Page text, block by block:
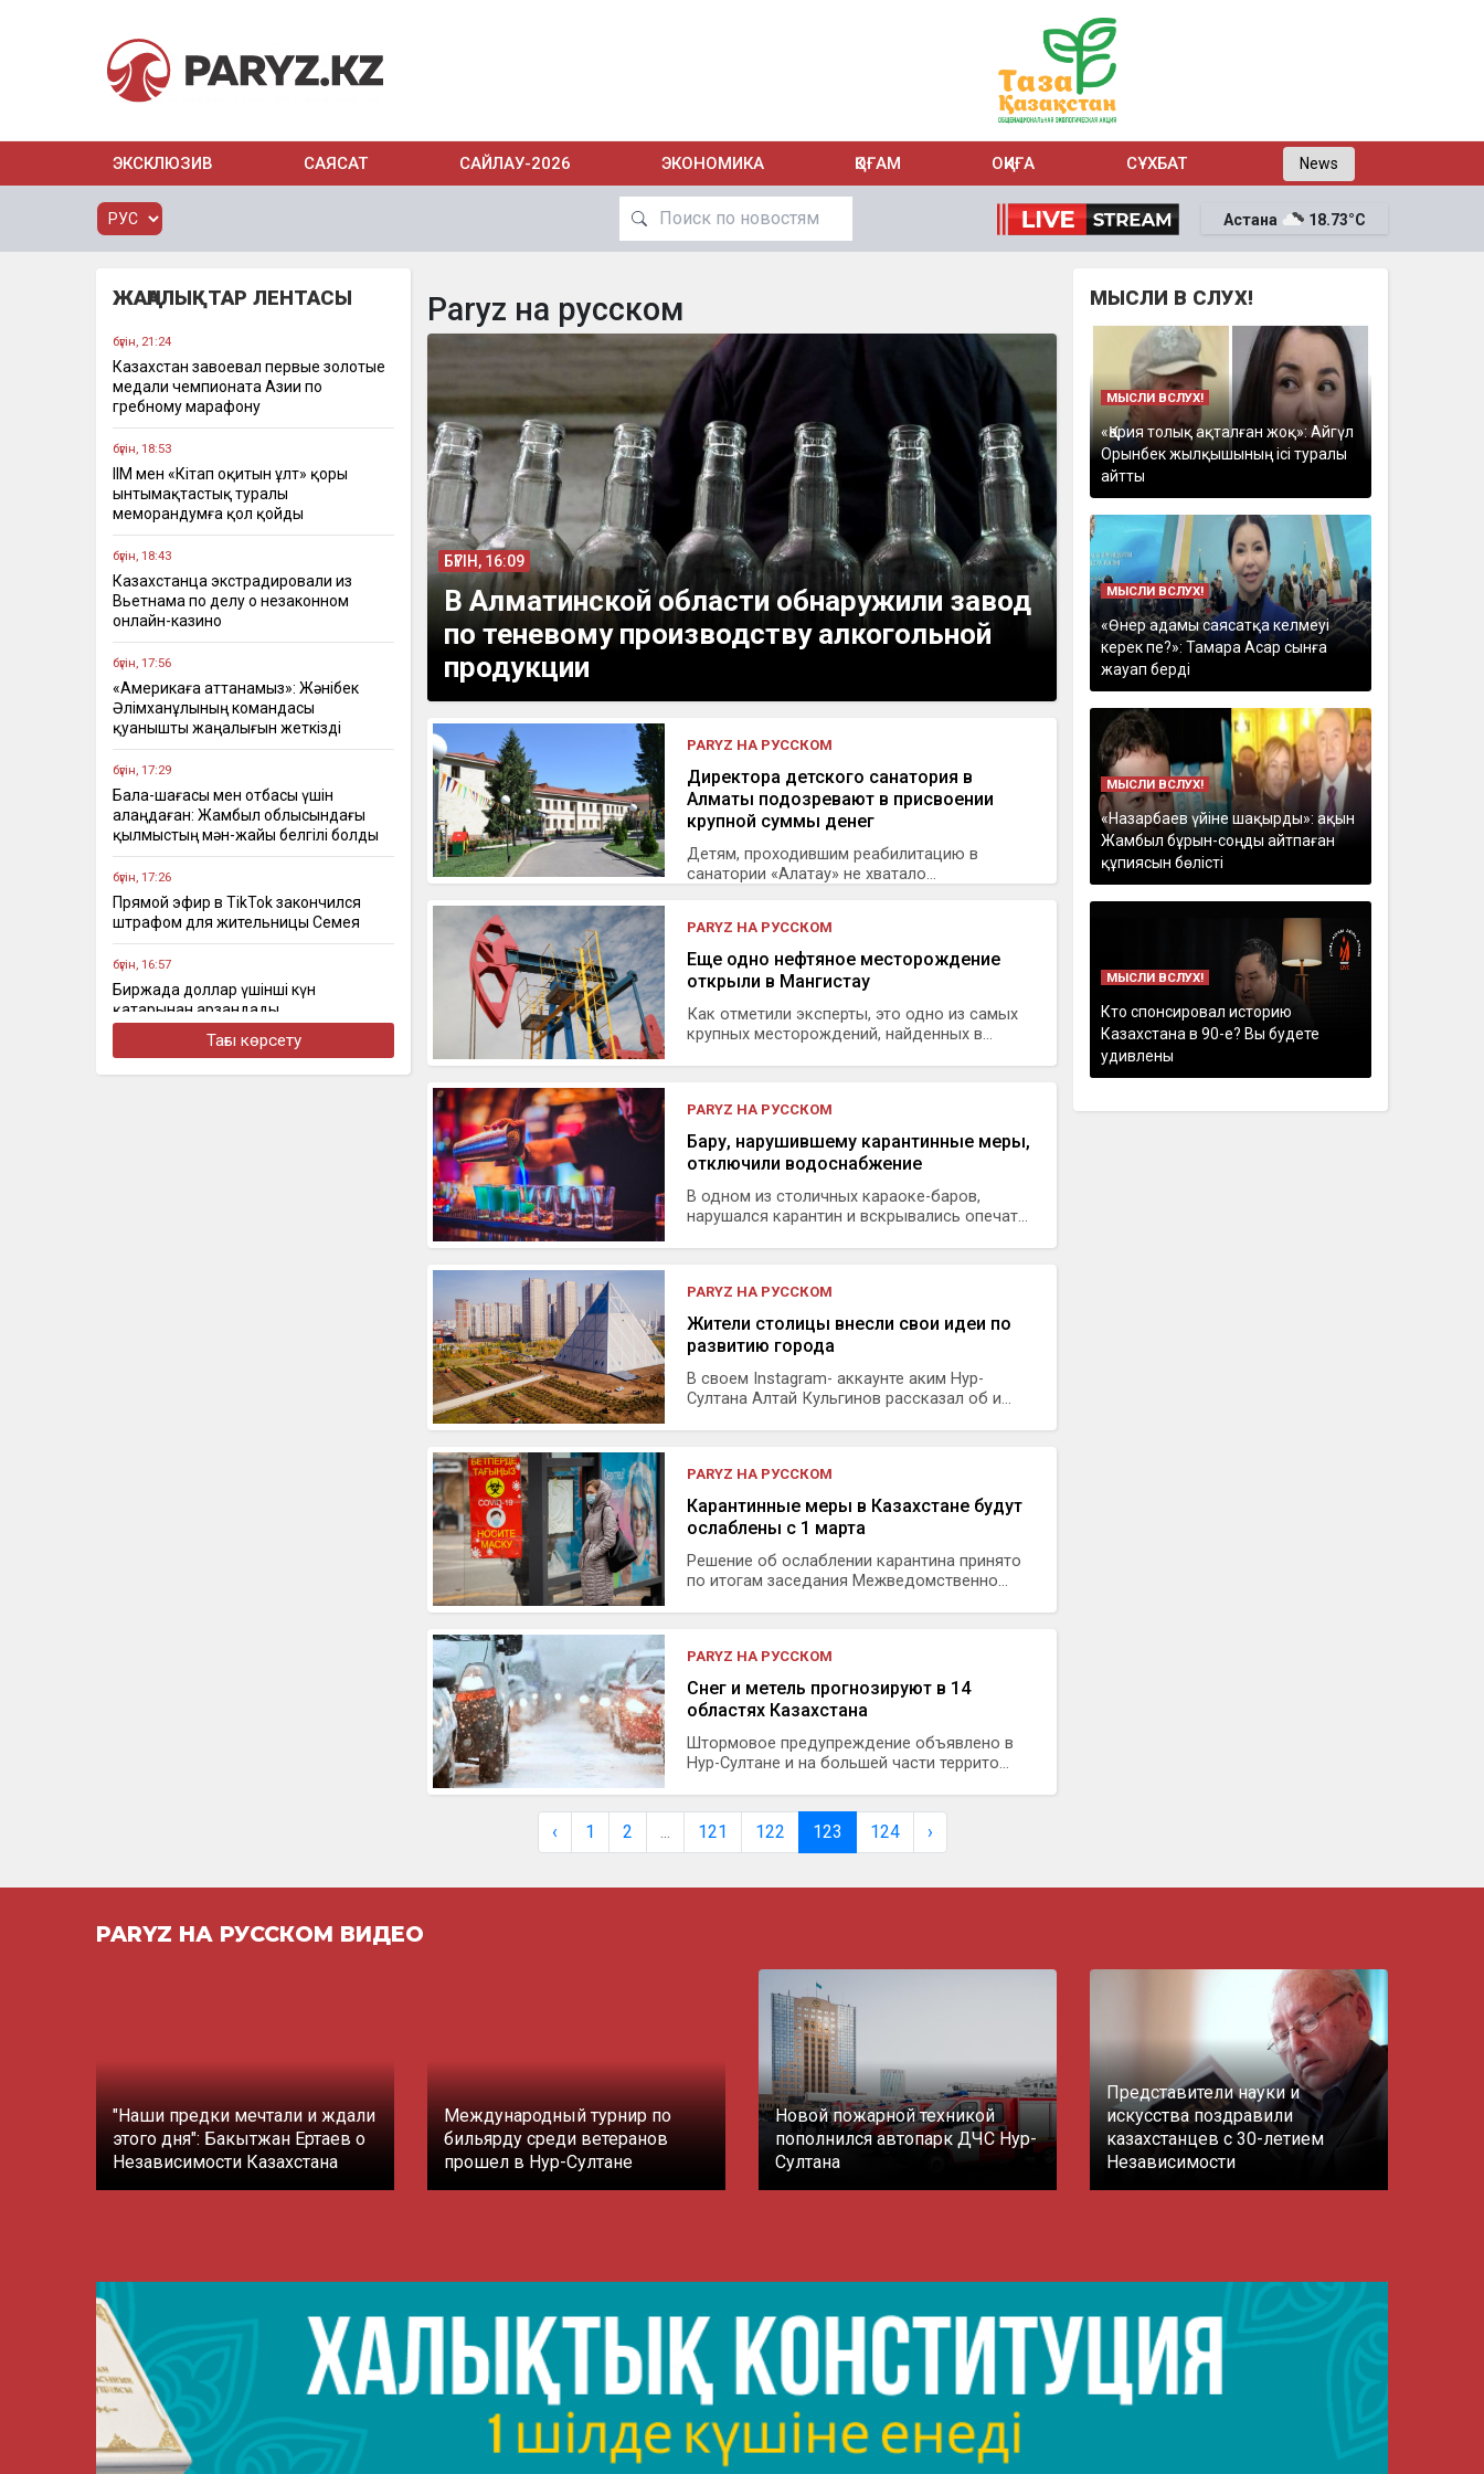
ЭКСКЛЮЗИВ САЯСАТ САЙЛАУ-2026 ЭКОНОМИКА ҚОҒАМ ОҚИҒА СҰХБАТ News
Астана 18.73°C
ЖАҢАЛЫҚТАР ЛЕНТАСЫ
бүгін, 21:24
Казахстан завоевал первые золотые
медали чемпионата Азии по
гребному марафону
бүгін, 18:53
ІІМ мен «Кітап оқитын ұлт» қоры
ынтымақтастық туралы
меморандумға қол қойды
бүгін, 18:43
Казахстанца экстрадировали из
Вьетнама по делу о незаконном
онлайн-казино
бүгін, 17:56
«Америкаға аттанамыз»: Жәнібек
Әлімханұлының командасы
қуанышты жаңалығын жеткізді
бүгін, 17:29
Бала-шағасы мен отбасы үшін
алаңдаған: Жамбыл облысындағы
қылмыстың мән-жайы белгілі болды
бүгін, 17:26
Прямой эфир в TikTok закончился
штрафом для жительницы Семея
бүгін, 16:57
Биржада доллар үшінші күн
қатарынан арзандады
Стал известен состав сборной
Тағы көрсету
Paryz на русском
БҮГІН, 16:09
В Алматинской области обнаружили завод
по теневому производству алкогольной
продукции
PARYZ НА РУССКОМ
Директора детского санатория в
Алматы подозревают в присвоении
крупной суммы денег
Детям, проходившим реабилитацию в
санатории «Алатау» не хватало...
PARYZ НА РУССКОМ
Еще одно нефтяное месторождение
открыли в Мангистау
Как отметили эксперты, это одно из самых
крупных месторождений, найденных в...
PARYZ НА РУССКОМ
Бару, нарушившему карантинные меры,
отключили водоснабжение
В одном из столичных караоке-баров,
нарушался карантин и вскрывались опечат...
PARYZ НА РУССКОМ
Жители столицы внесли свои идеи по
развитию города
В своем Instagram- аккаунте аким Нур-
Султана Алтай Кульгинов рассказал об и...
PARYZ НА РУССКОМ
Карантинные меры в Казахстане будут
ослаблены с 1 марта
Решение об ослаблении карантина принято
по итогам заседания Межведомственно...
PARYZ НА РУССКОМ
Снег и метель прогнозируют в 14
областях Казахстана
Штормовое предупреждение объявлено в
Нур-Султане и на большей части террито...
МЫСЛИ В СЛУХ!
МЫСЛИ ВСЛУХ!
«Қария толық ақталған жоқ»: Айгүл
Орынбек жылқышының ісі туралы
айтты
МЫСЛИ ВСЛУХ!
«Өнер адамы саясатқа келмеуі
керек пе?»: Тамара Асар сынға
жауап берді
МЫСЛИ ВСЛУХ!
«Назарбаев үйіне шақырды»: ақын
Жамбыл бұрын-соңды айтпаған
құпиясын бөлісті
МЫСЛИ ВСЛУХ!
Кто спонсировал историю
Казахстана в 90-е? Вы будете
удивлены
‹ 1 2 ... 121 122 123 124 ›
PARYZ НА РУССКОМ ВИДЕО
"Наши предки мечтали и ждали
этого дня": Бакытжан Ертаев о
Независимости Казахстана
Международный турнир по
бильярду среди ветеранов
прошел в Нур-Султане
Новой пожарной техникой
пополнился автопарк ДЧС Нур-
Султана
Представители науки и
искусства поздравили
казахстанцев с 30-летием
Независимости